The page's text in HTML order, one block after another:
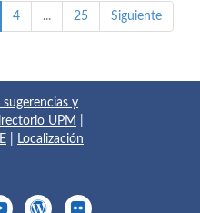
4 ... 25 Siguiente
sugerencias y
UPM
Localización